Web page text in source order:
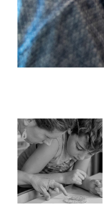
Découverte du blob
au CP
Reportage photo
d'activités dans une
classe de CP sur le
blob, en
collaboration avec le
CNRS - Saint-Genis-
Laval, Grand Lyon,
France
Saint-Genis-Laval /